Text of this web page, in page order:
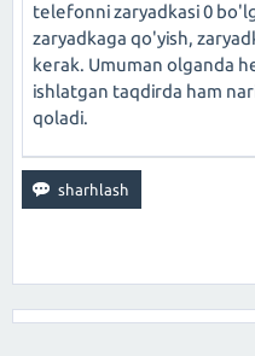
telefonni zaryadkasi 0
zaryadkaga qo'yish,
kerak. Umuman olganda
ishlatgan taqdirda ham
qoladi.